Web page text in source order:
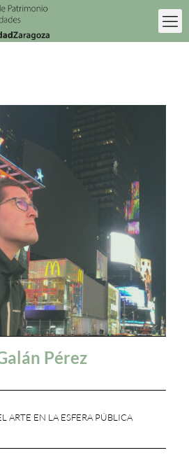
Pérez
ARTE EN LA ESFERA PÚBLICA